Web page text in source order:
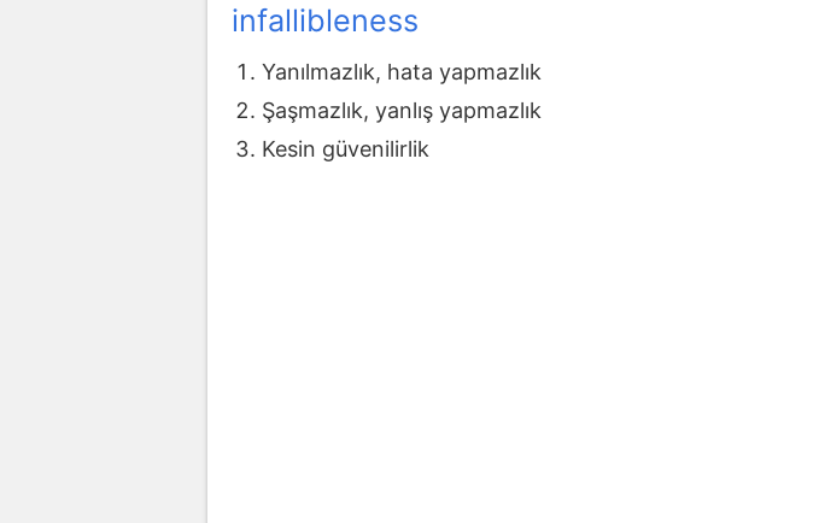
infallibleness
Yanılmazlık, hata yapmazlık
Şaşmazlık, yanlış yapmazlık
Kesin güvenilirlik